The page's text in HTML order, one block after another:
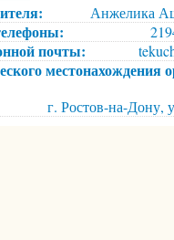
Анжелика
почты:
местонахождения
г. Ростов-на-Дону,